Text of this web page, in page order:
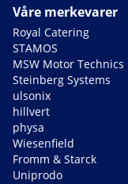
Våre merkevarer
Royal Catering
STAMOS
MSW Motor Technics
Steinberg Systems
ulsonix
hillvert
physa
Wiesenfield
Fromm & Starck
Uniprodo